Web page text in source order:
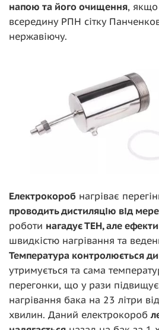
напою та його очищення, якщо
всередину РПН сітку
нержавіючу.
Електрокороб нагріває
проводить дистиляцію від
роботи нагадує ТЕН, але
швидкістю нагрівання та
Температура контролюється
утримується та сама
перегонки, що у рази підвищує
нагрівання бака на 23 літри
хвилин. Даний електрокороб